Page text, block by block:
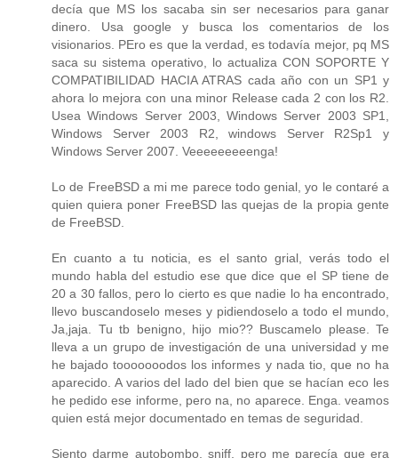
decía que MS los sacaba sin ser necesarios para ganar
dinero. Usa google y busca los comentarios de los
visionarios. PEro es que la verdad, es todavía mejor, pq MS
saca su sistema operativo, lo actualiza CON SOPORTE Y
COMPATIBILIDAD HACIA ATRAS cada año con un SP1 y
ahora lo mejora con una minor Release cada 2 con los R2.
Usea Windows Server 2003, Windows Server 2003 SP1,
Windows Server 2003 R2, windows Server R2Sp1 y
Windows Server 2007. Veeeeeeeeenga!
Lo de FreeBSD a mi me parece todo genial, yo le contaré a
quien quiera poner FreeBSD las quejas de la propia gente
de FreeBSD.
En cuanto a tu noticia, es el santo grial, verás todo el
mundo habla del estudio ese que dice que el SP tiene de
20 a 30 fallos, pero lo cierto es que nadie lo ha encontrado,
llevo buscandoselo meses y pidiendoselo a todo el mundo,
Ja,jaja. Tu tb benigno, hijo mio?? Buscamelo please. Te
lleva a un grupo de investigación de una universidad y me
he bajado tooooooodos los informes y nada tio, que no ha
aparecido. A varios del lado del bien que se hacían eco les
he pedido ese informe, pero na, no aparece. Enga. veamos
quien está mejor documentado en temas de seguridad.
Siento darme autobombo, sniff, pero me parecía que era